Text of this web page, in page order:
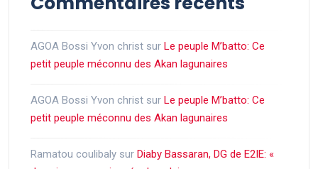
AGOA Bossi Yvon christ sur Le peuple M’batto: Ce
petit peuple méconnu des Akan lagunaires
AGOA Bossi Yvon christ sur Le peuple M’batto: Ce
petit peuple méconnu des Akan lagunaires
Ramatou coulibaly sur Diaby Bassaran, DG de E2IE: «